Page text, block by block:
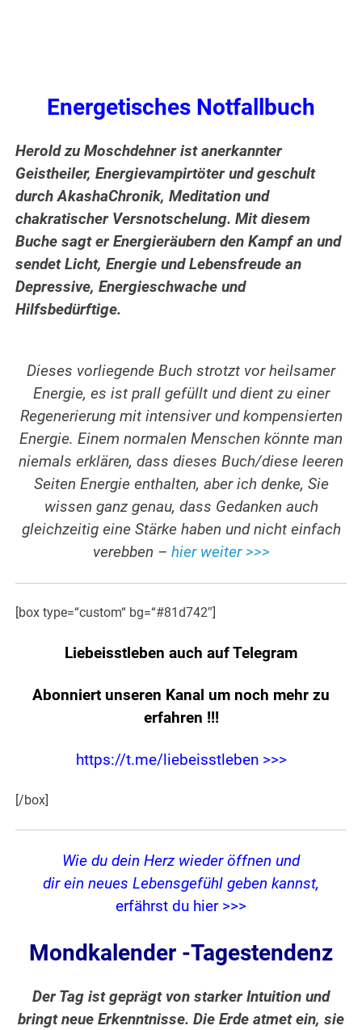
Energetisches Notfallbuch
Herold zu Moschdehner ist anerkannter
Geistheiler, Energievampirtöter und geschult
durch AkashaChronik, Meditation und
chakratischer Versnotschelung. Mit diesem
Buche sagt er Energieräubern den Kampf an und
sendet Licht, Energie und Lebensfreude an
Depressive, Energieschwache und
Hilfsbedürftige.
Dieses vorliegende Buch strotzt vor heilsamer
Energie, es ist prall gefüllt und dient zu einer
Regenerierung mit intensiver und kompensierten
Energie. Einem normalen Menschen könnte man
niemals erklären, dass dieses Buch/diese leeren
Seiten Energie enthalten, aber ich denke, Sie
wissen ganz genau, dass Gedanken auch
gleichzeitig eine Stärke haben und nicht einfach
verebben – hier weiter >>>
[box type=“custom“ bg=“#81d742″]
Liebeisstleben auch auf Telegram
Abonniert unseren Kanal um noch mehr zu
erfahren !!!
https://t.me/liebeisstleben >>>
[/box]
Wie du dein Herz wieder öffnen und
dir ein neues Lebensgefühl geben kannst,
erfährst du hier >>>
Mondkalender -Tagestendenz
Der Tag ist geprägt von starker Intuition und
bringt neue Erkenntnisse. Die Erde atmet ein, sie